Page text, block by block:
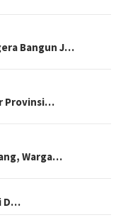
Bangun J…
Provinsi…
Warga…
D…